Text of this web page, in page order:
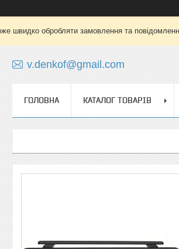
швидко обробляти замовлення та
v.denkof@gmail.com
ГОЛОВНА КАТАЛОГ ТОВАРІВ